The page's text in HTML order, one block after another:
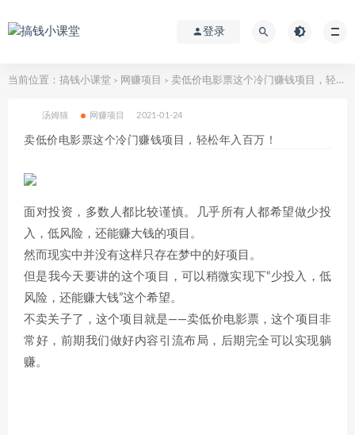
登录
当前位置： 搞钱小课堂 > 网赚项目 > 卖低价电影票这个冷门赚钱项目，轻松年入百万！
汤姆猫 网赚项目 2021-01-24
卖低价电影票这个冷门赚钱项目，轻松年入百万！
面对投资，多数人都比较谨慎。几乎所有人都希望做少投
入，低风险，还能赚大钱的项目。
然而现实中并没有这样只存在梦中的好项目。
但是我今天要讲的这个项目，可以稍微实现下“少投入，低
风险，还能赚大钱”这个希望。
不卖关子了，这个项目就是——卖低价电影票，这个项目非
常好，前期我们做好内容引流布局，后期完全可以实现躺
赚。